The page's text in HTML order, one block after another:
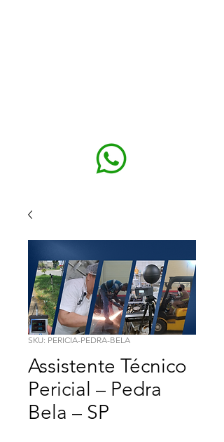
SKU: PERICIA-PEDRA-BELA
Assistente Técnico
Pericial – Pedra
Bela – SP